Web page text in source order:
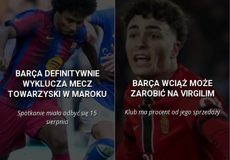
BARÇA DEFINITYWNIE
WYKLUCZA MECZ
TOWARZYSKI W MAROKU
Spotkanie miało odbyć się 15
sierpnia
BARÇA WCIĄŻ MOŻE
ZAROBIĆ NA VIRGILIM
Klub ma procent od jego sprzedaży